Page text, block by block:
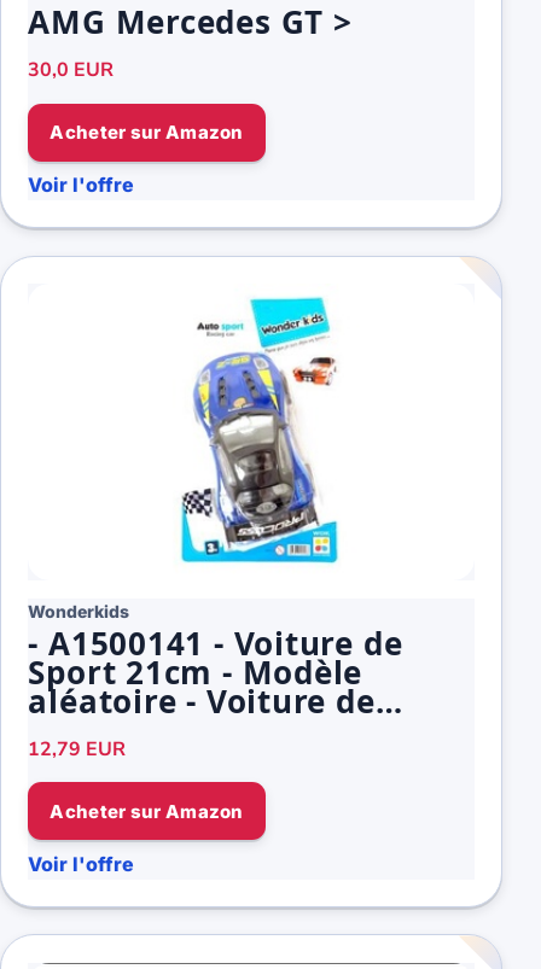
AMG Mercedes GT >
30,0 EUR
Acheter sur Amazon
Voir l'offre
Wonderkids
- A1500141 - Voiture de
Sport 21cm - Modèle
aléatoire - Voiture de
course pour enfant
12,79 EUR
Acheter sur Amazon
Voir l'offre